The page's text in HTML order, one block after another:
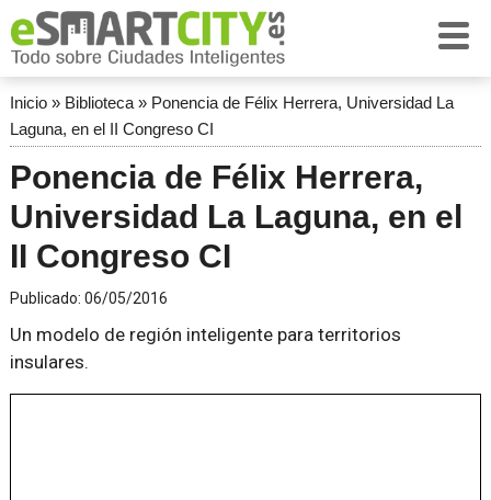
Inicio» Biblioteca» Ponencia de Félix Herrera, Universidad La
Laguna, en el II Congreso CI
Ponencia de Félix Herrera,
Universidad La Laguna, en el
II Congreso CI
Publicado: 06/05/2016
Un modelo de región inteligente para territorios
insulares.